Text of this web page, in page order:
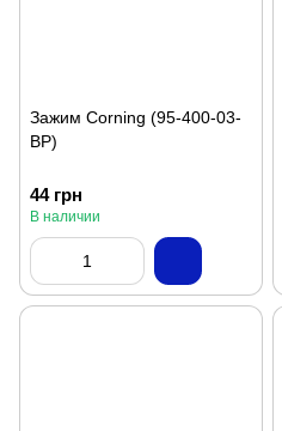
Зажим Corning (95-400-03-
BP)
44 грн
В наличии